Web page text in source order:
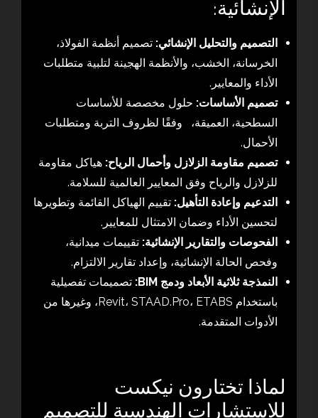
الإنشائية:
التصميم والتحليل الإنشائي: تصميم أنظمة الفولاذ،
الخرسانة، الخشب، والأنظمة الهجينة لتلبية متطلبات
الأداء والمعايير.
تصميم الأساسات: حلول مخصصة للأساسات
السطحية، العميقة، وفقًا لظروف التربة ومتطلبات
الأحمال.
تصميم مقاومة الزلازل وأحمال الرياح: هياكل مقاومة
للزلازل والرياح وفق المعايير العالمية للسلامة.
التدعيم وإعادة التأهيل: تقييم الهياكل القائمة وتطويرها
لتحسين الأداء وضمان الامتثال للمعايير.
الفحوصات والتقارير الإنشائية: تقييمات ميدانية،
وفحص الحالة الإنشائية، وإعداد تقارير الالتزام.
النمذجة ثلاثية الأبعاد ودمج BIM:
تصميمات تفصيلية
باستخدام Revit، STAAD.Pro، ETABS، وغيرها من
الأدوات المتقدمة.
لماذا تختارون نيكست
للاستشارات الهندسية للتصميم